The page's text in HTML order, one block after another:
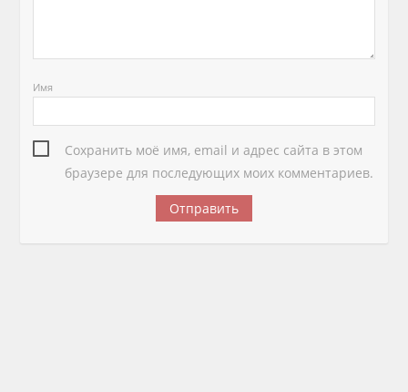
Имя
Сохранить моё имя, email и адрес сайта в этом
браузере для последующих моих комментариев.